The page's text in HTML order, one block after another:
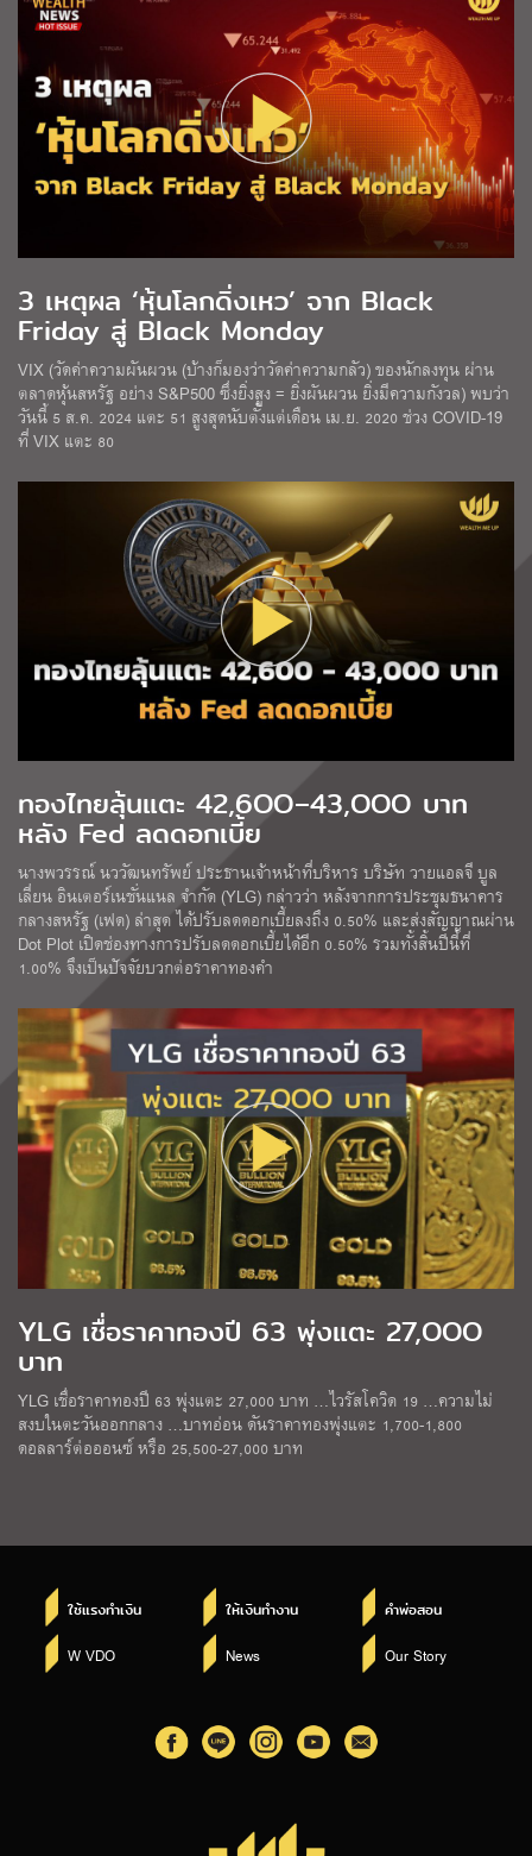
3 เหตุผล ‘หุ้นโลกดิ่งเหว’ จาก Black
Friday สู่ Black Monday
VIX (วัดค่าความผันผวน (บ้างก็มองว่าวัดค่าความกลัว) ของนักลงทุน ผ่าน
ตลาดหุ้นสหรัฐ อย่าง S&P500 ซึ่งยิ่งสูง = ยิ่งผันผวน ยิ่งมีความกังวล) พบว่า
วันนี้ 5 ส.ค. 2024 แตะ 51 สูงสุดนับตั้งแต่เดือน เม.ย. 2020 ช่วง COVID-19
ที่ VIX แตะ 80
ทองไทยลุ้นแตะ 42,6OO–43,OOO บาท
หลัง Fed ลดดอกเบี้ย
นางพวรรณ์ นววัฒนทรัพย์ ประธานเจ้าหน้าที่บริหาร บริษัท วายแอลจี บูล
เลี่ยน อินเตอร์เนชั่นแนล จำกัด (YLG) กล่าวว่า หลังจากการประชุมธนาคาร
กลางสหรัฐ (เฟด) ล่าสุด ได้ปรับลดดอกเบี้ยลงถึง 0.50% และส่งสัญญาณผ่าน
Dot Plot เปิดช่องทางการปรับลดดอกเบี้ยได้อีก 0.50% รวมทั้งสิ้นปีนี้ที่
1.00% จึงเป็นปัจจัยบวกต่อราคาทองคำ
YLG เชื่อราคาทองปี 63 พุ่งแตะ 27,OOO
บาท
YLG เชื่อราคาทองปี 63 พุ่งแตะ 27,000 บาท …ไวรัสโควิด 19 …ความไม่
สงบในตะวันออกกลาง …บาทอ่อน ดันราคาทองพุ่งแตะ 1,700-1,800
ดอลลาร์ต่อออนซ์ หรือ 25,500-27,000 บาท
ใช้แรงทำเงิน ให้เงินทำงาน คำพ่อสอน
W VDO News Our Story